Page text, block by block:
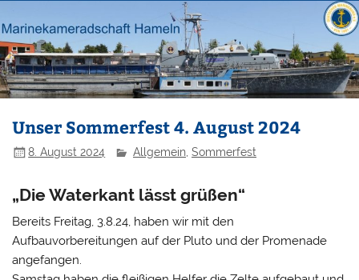
Unser Sommerfest 4. August 2024
8. August 2024 Allgemein ,Sommerfest
„Die Waterkant lässt grüßen“
Bereits Freitag, 3.8.24, haben wir mit den
Aufbauvorbereitungen auf der Pluto und der Promenade
angefangen.